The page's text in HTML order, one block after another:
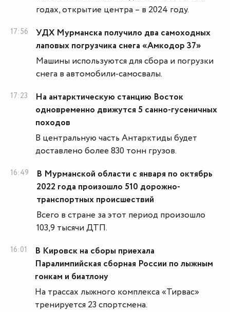
годах, открытие центра – в 2024 году.
17:56
УДХ Мурманска получило два самоходных
лаповых погрузчика снега «Амкодор 37»
Машины используются для сбора и погрузки
снега в автомобили-самосвалы.
17:23
На антарктическую станцию Восток
одновременно движутся 5 санно-гусеничных
походов
В центральную часть Антарктиды будет
доставлено более 830 тонн грузов.
16:49
В Мурманской области с января по октябрь
2022 года произошло 510 дорожно-
транспортных происшествий
Всего в стране за этот период произошло
103,9 тысячи ДТП.
16:01
В Кировск на сборы приехала
Паралимпийская сборная России по лыжным
гонкам и биатлону
На трассах лыжного комплекса «Тирвас»
тренируется 23 спортсмена.